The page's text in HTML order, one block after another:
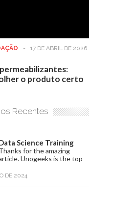
- 17 DE ABRIL DE 2026
o produto certo
Recentes
Science Training
for the amazing
Unogeeks is the top
DE 2024